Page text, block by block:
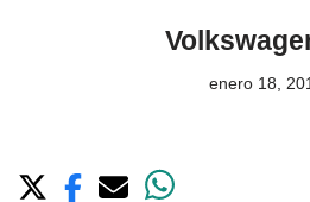
enero 18,